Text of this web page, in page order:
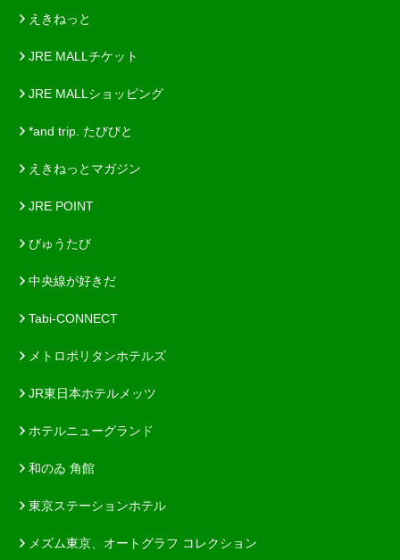
えきねっと
JRE MALLチケット
JRE MALLショッピング
*and trip. たびびと
えきねっとマガジン
JRE POINT
びゅうたび
中央線が好きだ
Tabi-CONNECT
メトロポリタンホテルズ
JR東日本ホテルメッツ
ホテルニューグランド
和のゐ 角館
東京ステーションホテル
メズム東京、オートグラフ コレクション